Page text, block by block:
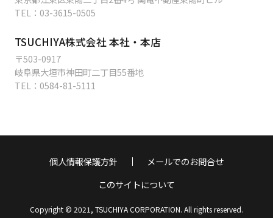
TEL： 03-3615-0505
TSUCHIYA株式会社 本社・本店
〒503-0917
岐阜県大垣市神田町二丁目55番地
TEL： 0584-81-5111
個人情報保護方針
メールでのお問合せ
このサイトについて
Copyright © 2021, TSUCHIYA CORPORATION. All rights reserved.